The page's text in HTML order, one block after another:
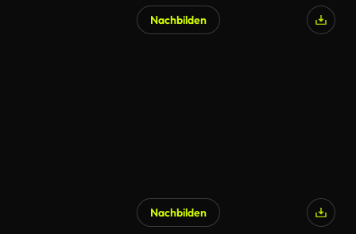
Nachbilden
Nachbilden